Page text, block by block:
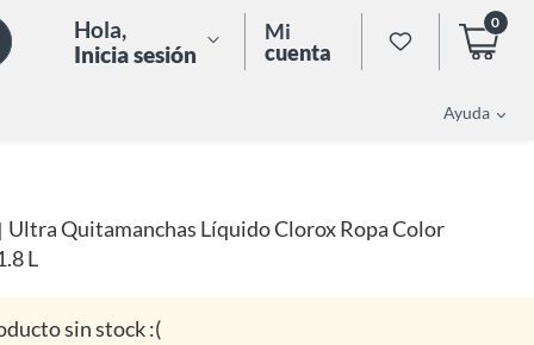
Hola,
Inicia sesión
Mi
cuenta
0
Ayuda
| Ultra Quitamanchas Líquido Clorox Ropa Color
L
sin stock :(